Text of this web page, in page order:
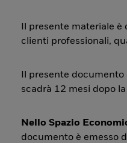
Il presente materiale
clienti professionali,
Il presente
scadrà 12 mesi dopo
Nello Spazio
documento è emesso